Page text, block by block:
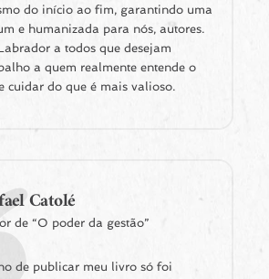
do início ao fim, garantindo uma
e humanizada para nós, autores.
a todos que desejam
a quem realmente entende o
cuidar do que é mais valioso.
Catolé
de “O poder da gestão”
de publicar meu livro só foi